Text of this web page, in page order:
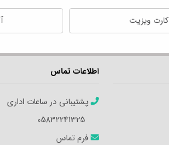
کارت ویزیت
اطلاعات تماس
پشتیبانی در ساعات اداری
05832241325
فرم تماس